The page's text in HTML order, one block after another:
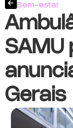
Bem-estar
SAMU
Gerais